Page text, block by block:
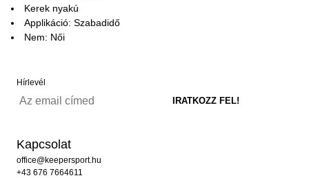
Kerek nyakú
Applikáció: Szabadidő
Nem: Női
Hírlevél
Kapcsolat
office@keepersport.hu
+43 676 7664611